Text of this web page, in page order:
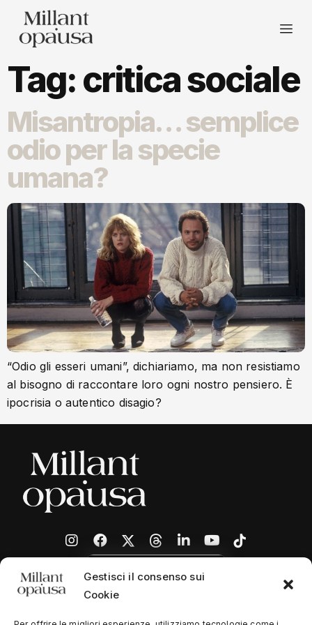
Gestisci il consenso sui
Cookie
Tag: critica sociale
Misantropia… semplice
odio per la specie
umana?
“Odio gli esseri umani”, dichiariamo, ma non resistiamo
al bisogno di raccontare loro ogni nostro pensiero. È
ipocrisia o autentico disagio?